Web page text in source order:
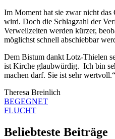
Im Moment hat sie zwar nicht
wird. Doch die Schlagzahl der
Verweilzeiten werden kürzer,
möglichst schnell abschiebbar
Dem Bistum dankt Lotz-Thielen
ist Kirche glaubwürdig. Ich bin
machen darf. Sie ist sehr wertvoll.“
Theresa Breinlich
BEGEGNET
FLUCHT
Beliebteste Beiträge